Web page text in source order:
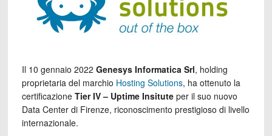
Il 10 gennaio 2022 Genesys Informatica Srl, holding
proprietaria del marchio Hosting Solutions, ha ottenuto la
certificazione Tier IV – Uptime Insituteper il suo nuovo
Data Center di Firenze, riconoscimento prestigioso di livello
internazionale.